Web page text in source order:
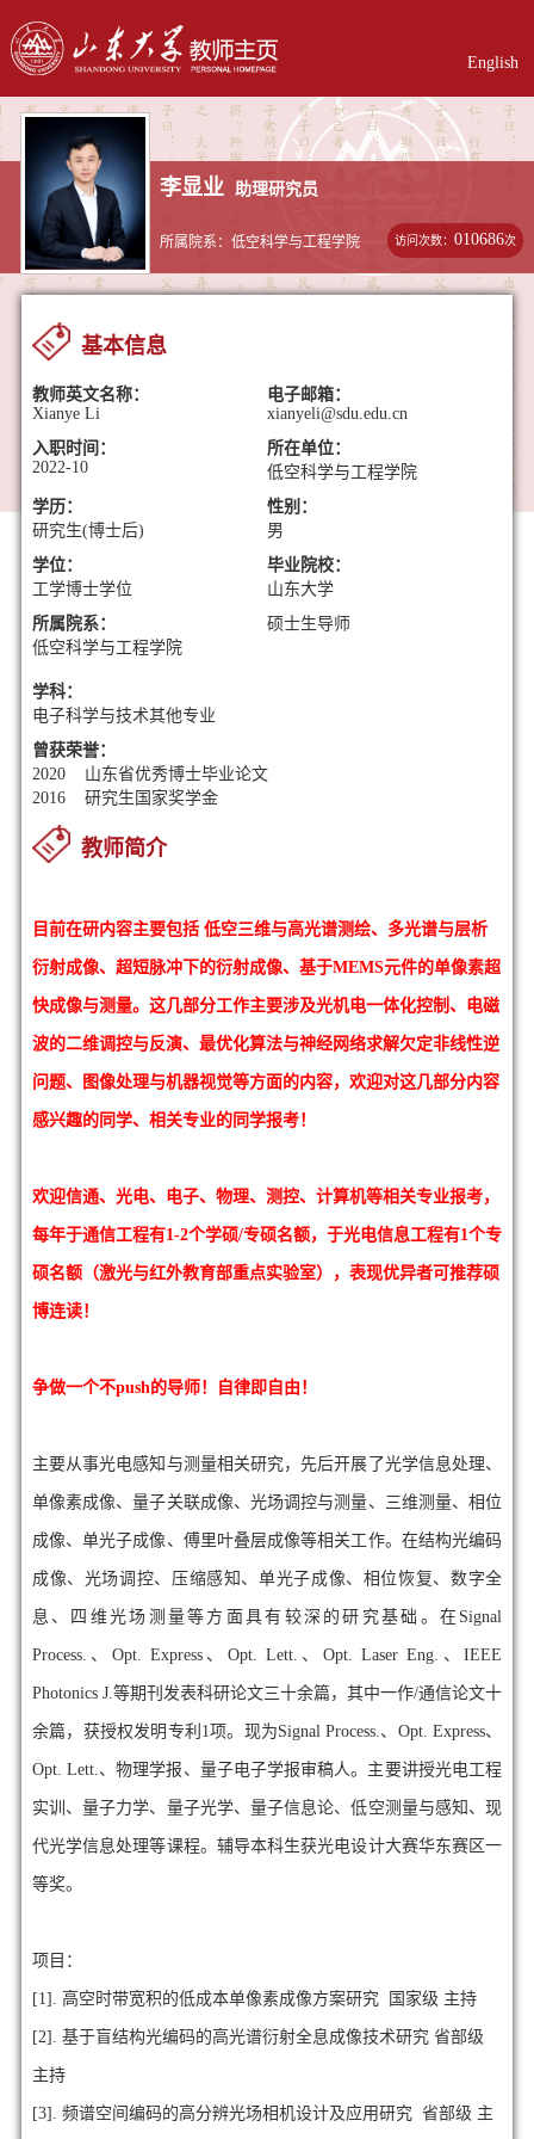
English
李显业 助理研究员
所属院系：低空科学与工程学院 访问次数：010686次
基本信息
教师英文名称：
Xianye Li
电子邮箱：
xianyeli@sdu.edu.cn
入职时间：
2022-10
所在单位：
低空科学与工程学院
学历：
研究生(博士后)
性别：
男
学位：
工学博士学位
毕业院校：
山东大学
所属院系：
低空科学与工程学院
硕士生导师
学科：
电子科学与技术其他专业
曾获荣誉：
2020 山东省优秀博士毕业论文
2016 研究生国家奖学金
教师简介
目前在研内容主要包括 低空三维与高光谱测绘、多光谱与层析
衍射成像、超短脉冲下的衍射成像、基于MEMS元件的单像素超
快成像与测量。这几部分工作主要涉及光机电一体化控制、电磁
波的二维调控与反演、最优化算法与神经网络求解欠定非线性逆
问题、图像处理与机器视觉等方面的内容，欢迎对这几部分内容
感兴趣的同学、 相关专业的同学报考！
欢迎信通、 光电、电子、物理、测控、计算机等相关专业报考，
每年于通信工程有1-2个学硕/专硕名额，于光电信息工程有1个专
硕名额（激光与红外教育部重点实验室），表现优异者可推荐硕
博连读！
争做一个不push的导师！自律即自由！
主要从事光电感知与测量相关研究，先后开展了光学信息处理、
单像素成像、量子关联成像、光场调控与测量、三维测量、相位
成像、单光子成像、傅里叶叠层成像等相关工作。在结构光编码
成像、光场调控、压缩感知、单光子成像、相位恢复、数字全
息、四维光场测量等方面具有较深的研究基础。在Signal
Process.、Opt. Express、Opt. Lett.、Opt. Laser Eng.、IEEE
Photonics J.等期刊发表科研论文三十余篇，其中一作/通信论文十
余篇，获授权发明专利1项。现为Signal Process.、Opt. Express、
Opt. Lett.、物理学报、量子电子学报审稿人。主要讲授光电工程
实训、量子力学、量子光学、量子信息论、低空测量与感知、现
代光学信息处理等课程。辅导本科生获光电设计大赛华东赛区一
等奖。
项目：
[1]. 高空时带宽积的低成本单像素成像方案研究 国家级 主持
[2]. 基于盲结构光编码的高光谱衍射全息成像技术研究 省部级
主持
[3]. 频谱空间编码的高分辨光场相机设计及应用研究 省部级 主